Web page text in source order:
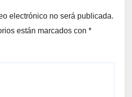
electrónico no será publicada.
están marcados con *